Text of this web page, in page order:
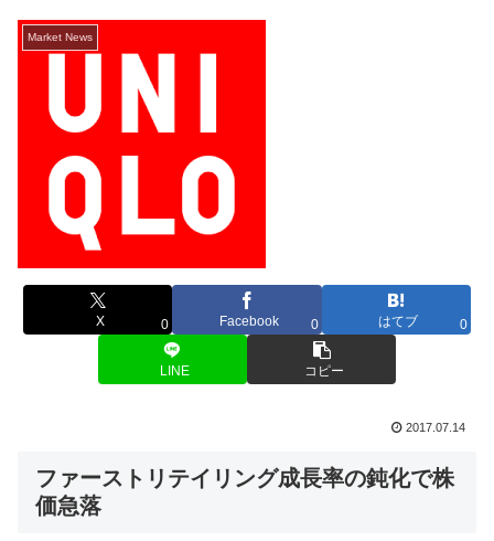
Market News
X 0 Facebook 0 はてブ 0
LINE コピー
2017.07.14
ファーストリテイリング成長率の鈍化で株
価急落